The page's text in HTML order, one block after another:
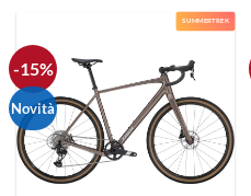
€1.329,00.€1.196,00.
SUMMERTREK
-15%
Novità